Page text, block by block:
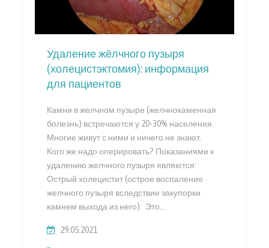
Удаление жёлчного пузыря
(холецистэктомия): информация
для пациентов
Камни в желчном пузыре (желчнокаменная
болезнь) встречаются у 20-30% населения.
Многие живут с ними и ничего не знают.
Кого же надо оперировать? Показаниями к
удалению желчного пузыря являются:
Острый холецистит (острое воспаление
желчного пузыря вследствие закупорки
камнем выхода из него). Это…
29.05.2021